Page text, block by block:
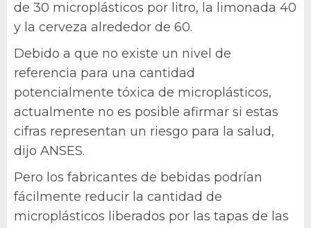
de 30 microplásticos por litro, la limonada 40
y la cerveza alrededor de 60.
Debido a que no existe un nivel de
referencia para una cantidad
potencialmente tóxica de microplásticos,
actualmente no es posible afirmar si estas
cifras representan un riesgo para la salud,
dijo ANSES.
Pero los fabricantes de bebidas podrían
fácilmente reducir la cantidad de
microplásticos liberados por las tapas de las